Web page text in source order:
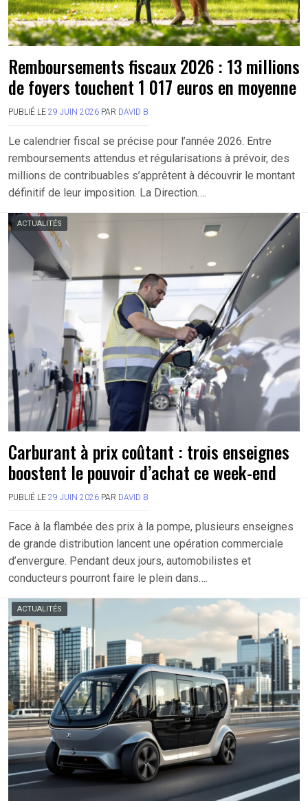
Remboursements fiscaux 2026 : 13 millions
de foyers touchent 1 017 euros en moyenne
PUBLIÉ LE 29 JUIN 2026 PAR DAVID B
Le calendrier fiscal se précise pour l’année 2026. Entre
remboursements attendus et régularisations à prévoir, des
millions de contribuables s’apprêtent à découvrir le montant
définitif de leur imposition. La Direction….
ACTUALITÉS
Carburant à prix coûtant : trois enseignes
boostent le pouvoir d’achat ce week-end
PUBLIÉ LE 29 JUIN 2026 PAR DAVID B
Face à la flambée des prix à la pompe, plusieurs enseignes
de grande distribution lancent une opération commerciale
d’envergure. Pendant deux jours, automobilistes et
conducteurs pourront faire le plein dans….
ACTUALITÉS